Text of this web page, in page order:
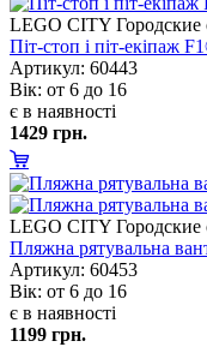
LEGO CITY
Піт-стоп і піт-екіпаж
Артикул: 60443
ік: от 6 до 16
є в наявності
1429 грн.
LEGO CITY
Пляжна рятувальна
Артикул: 60453
ік: от 6 до 16
є в наявності
1199 грн.